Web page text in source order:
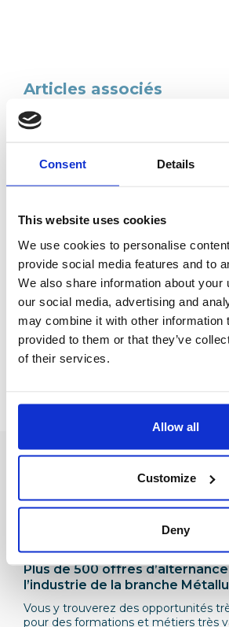
Consent Details
This website uses cookies
We use cookies to personalise
provide social media features and to
We also share information about your
our social media, advertising and
may combine it with other information
provided to them or that they’ve
of their services.
Allow all
Customize
Deny
Articles associés
Adhérents
CATU ouvre ses portes aux
Catherine Emmanuel, Arthur
ROSAN et Héloïse ROCHE ont pu
équipes de CATU, entreprise
Bagneux dans le 92.
Lire l’article
Plus de 500 offres
l’industrie de la branche
de-France sur le site L’Industrie
Vous y trouverez des opportunités
pour des formations et métiers très